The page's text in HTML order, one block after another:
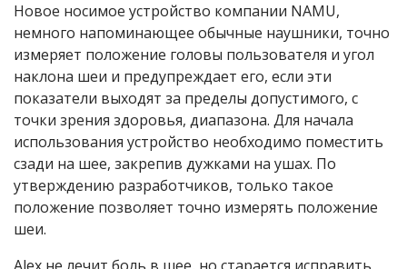
Новое носимое устройство компании NAMU,
немного напоминающее обычные наушники, точно
измеряет положение головы пользователя и угол
наклона шеи и предупреждает его, если эти
показатели выходят за пределы допустимого, с
точки зрения здоровья, диапазона. Для начала
использования устройство необходимо поместить
сзади на шее, закрепив дужками на ушах. По
утверждению разработчиков, только такое
положение позволяет точно измерять положение
шеи.